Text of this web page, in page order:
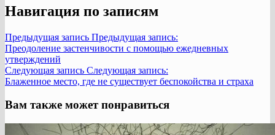
Навигация по записям
Предыдущая запись Предыдущая запись:
Преодоление застенчивости с помощью ежедневных
утверждений
Следующая запись Следующая запись:
Блаженное место, где не существует беспокойства и страха
Вам также может понравиться